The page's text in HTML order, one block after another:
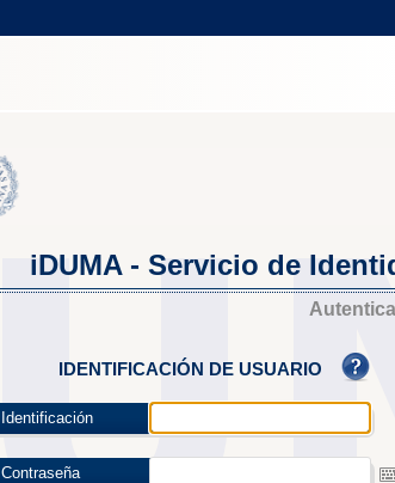
iDUMA - Servicio de
IDENTIFICACIÓN DE USUARIO
Identificación
Contraseña